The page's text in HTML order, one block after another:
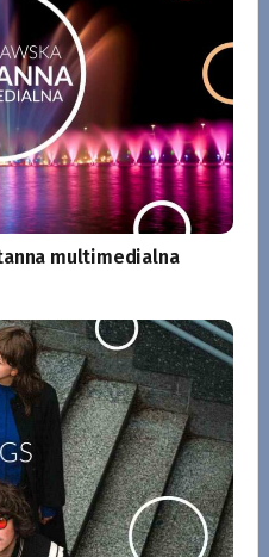
multimedialna